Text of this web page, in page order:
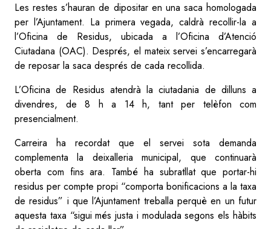
Les restes s’hauran de dipositar en una saca homologada
per l’Ajuntament. La primera vegada, caldrà recollir-la a
l’Oficina de Residus, ubicada a l’Oficina d’Atenció
Ciutadana (OAC). Després, el mateix servei s’encarregarà
de reposar la saca després de cada recollida.
L’Oficina de Residus atendrà la ciutadania de dilluns a
divendres, de 8 h a 14 h, tant per telèfon com
presencialment.
Carreira ha recordat que el servei sota demanda
complementa la deixalleria municipal, que continuarà
oberta com fins ara. També ha subratllat que portar-hi
residus per compte propi “comporta bonificacions a la taxa
de residus” i que l’Ajuntament treballa perquè en un futur
aquesta taxa “sigui més justa i modulada segons els hàbits